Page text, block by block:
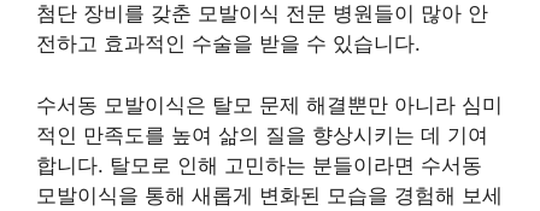
첨단 장비를 갖춘 모발이식 전문 병원들이 많아 안
전하고 효과적인 수술을 받을 수 있습니다.
수서동 모발이식은 탈모 문제 해결뿐만 아니라 심미
적인 만족도를 높여 삶의 질을 향상시키는 데 기여
합니다. 탈모로 인해 고민하는 분들이라면 수서동
모발이식을 통해 새롭게 변화된 모습을 경험해 보세